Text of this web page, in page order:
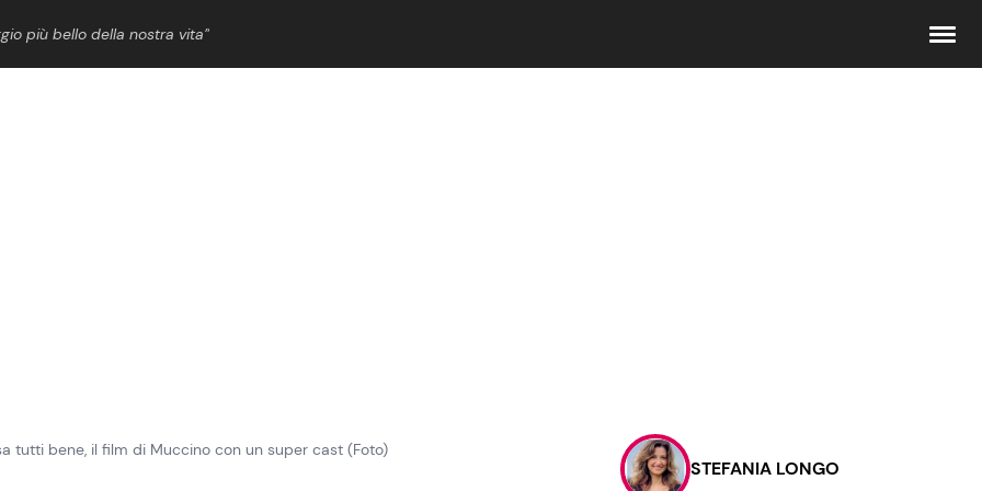
più bello della nostra vita”
Contattaci
Pubblicità
tutti bene, il film di Muccino con un super cast (Foto)
STEFANIA LONGO